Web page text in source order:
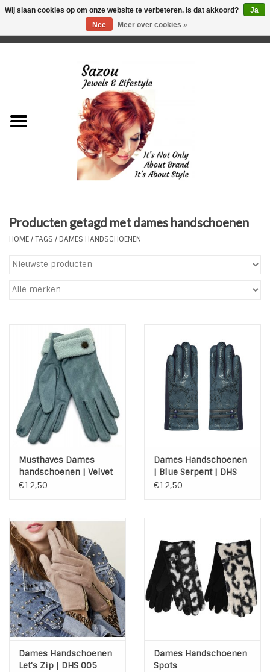
Just for Him
Plus Size Sieraden
Enkelbandjes
Tassen en meer
Zonnebrillen
Fashion
ON THE BEACH
Charmin*s
LIFESTYLE PRODUCTEN
INSPIRATIE
SALE
Blog
Producten getagd met dames handschoenen
HOME/TAGS / DAMES HANDSCHOENEN
Musthaves Dames
handschoenen | Velvet
Blue | DHS 001
€12,50
Dames Handschoenen
| Blue Serpent | DHS
004
€12,50
Dames Handschoenen
Let's Zip | DHS 005
Dames Handschoenen
Spots
Wij slaan cookies op om onze website te verbeteren. Is dat akkoord?
Ja
Nee
Meer over cookies »